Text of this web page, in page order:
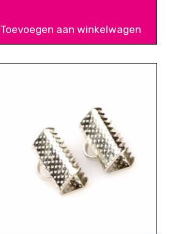
Toevoegen aan winkelwagen